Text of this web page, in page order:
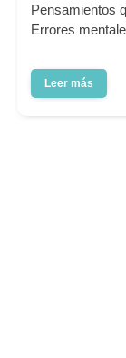
Pensamientos
Errores
Leer más